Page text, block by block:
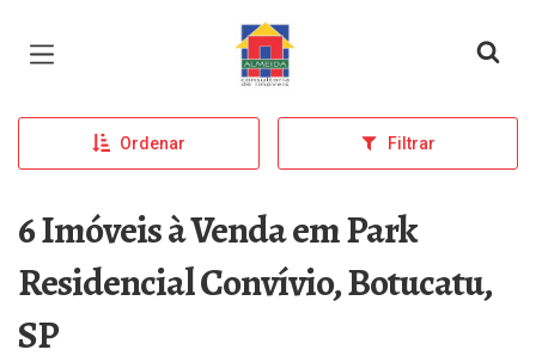
Página inicial
Ordenar Filtrar
6 Imóveis à Venda em Park
Residencial Convívio, Botucatu,
SP